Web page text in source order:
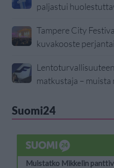
paljastui
Tampere City
kuvakooste
matkustaja – muista
Suomi24